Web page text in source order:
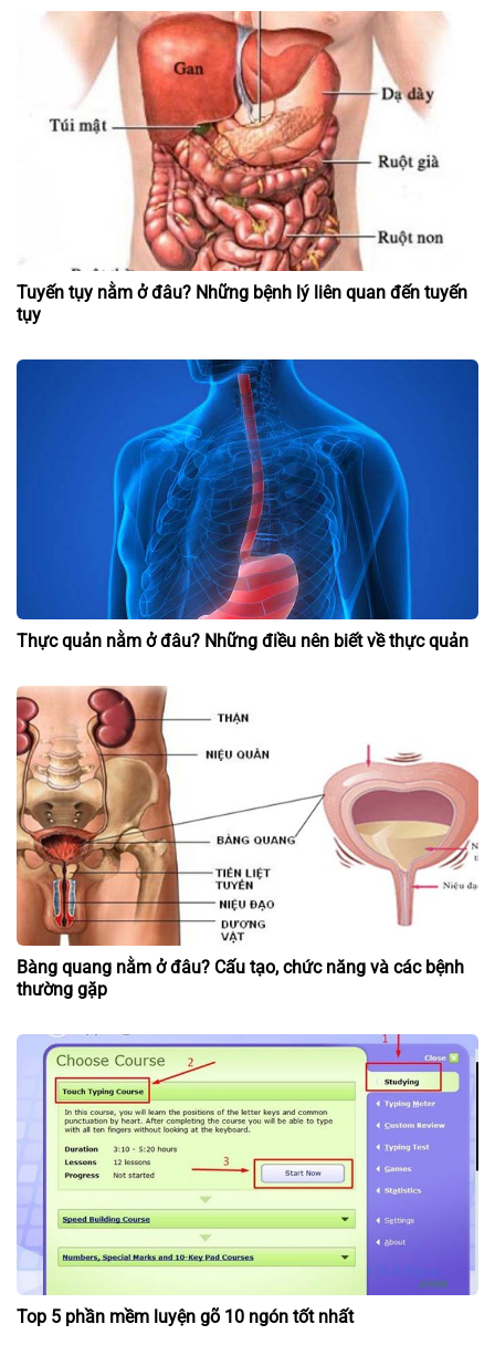
Tuyến tụy nằm ở đâu? Những bệnh lý liên quan đến tuyến
tụy
Thực quản nằm ở đâu? Những điều nên biết về thực quản
Bàng quang nằm ở đâu? Cấu tạo, chức năng và các bệnh
thường gặp
Top 5 phần mềm luyện gõ 10 ngón tốt nhất